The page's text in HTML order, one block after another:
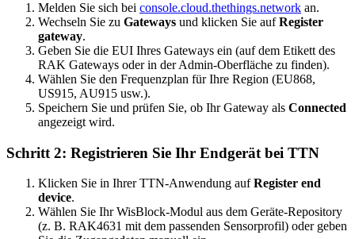
Melden Sie sich bei console.cloud.thethings.network an.
Wechseln Sie zu Gateways und klicken Sie aufRegister
gateway.
Geben Sie die EUI Ihres Gateways ein (auf dem Etikett des
RAK Gateways oder in der Admin-Oberfläche zu finden).
Wählen Sie den Frequenzplan für Ihre Region (EU868,
US915, AU915 usw.).
Speichern Sie und prüfen Sie, ob Ihr Gateway als Connected
angezeigt wird.
Schritt 2: Registrieren Sie Ihr Endgerät bei TTN
Klicken Sie in Ihrer TTN-Anwendung aufRegister end
device.
Wählen Sie Ihr WisBlock-Modul aus dem Geräte-Repository
(z. B. RAK4631 mit dem passenden Sensorprofil) oder geben